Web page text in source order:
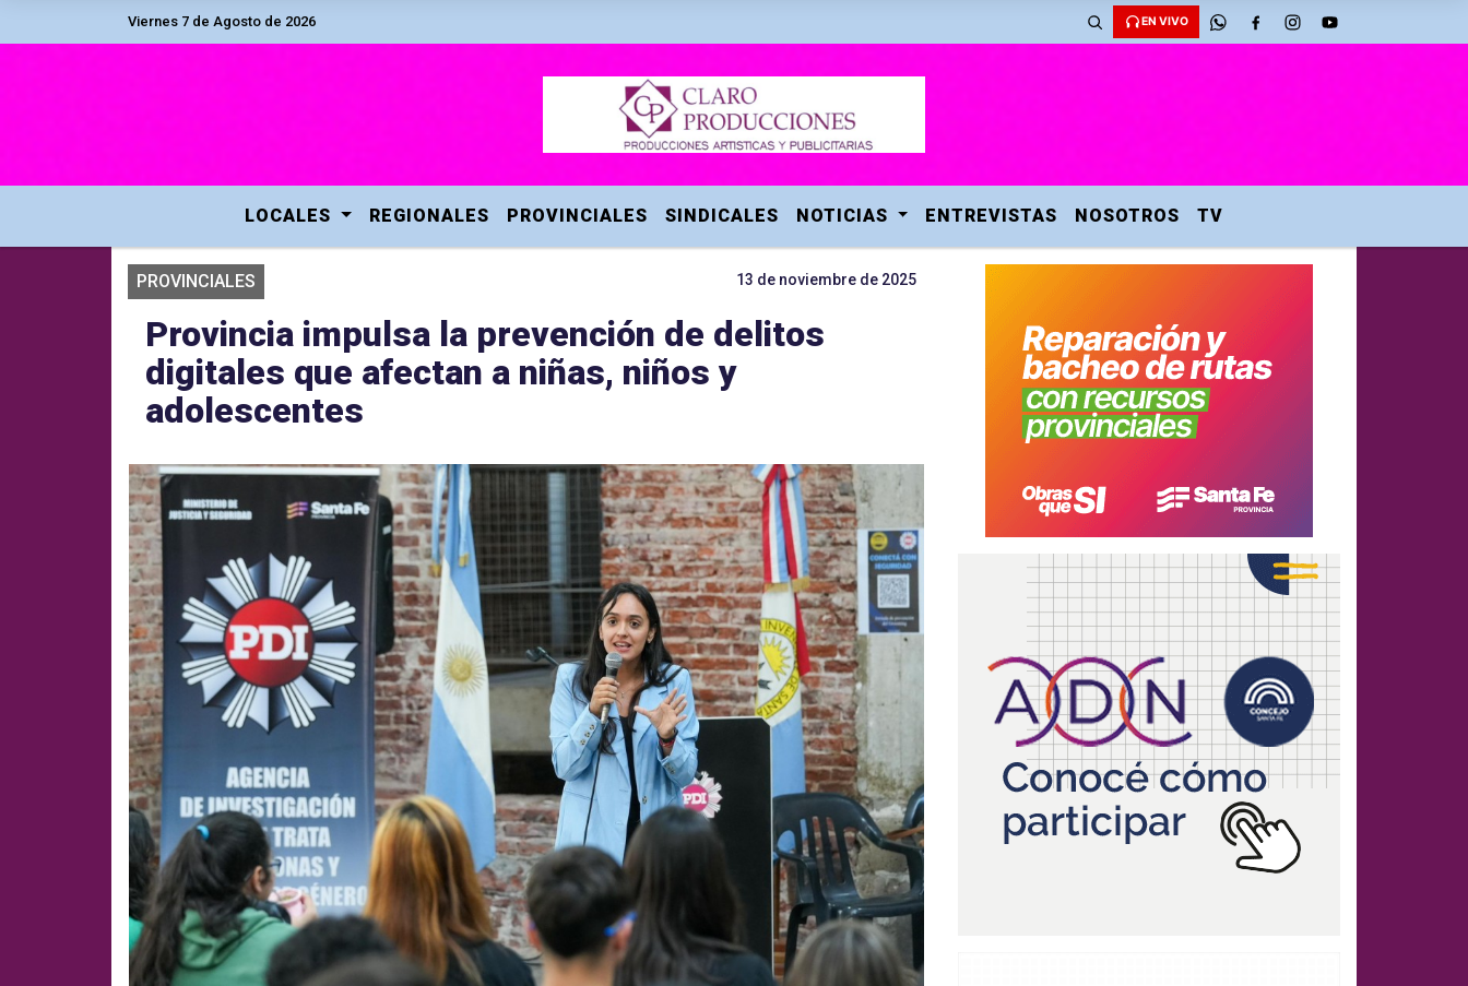
Viernes 7 de Agosto de 2026 EN VIVO
LOCALES REGIONALES PROVINCIALES SINDICALES NOTICIAS ENTREVISTAS NOSOTROS TV
PROVINCIALES 13 de noviembre de 2025
Provincia impulsa la prevención de delitos
digitales que afectan a niñas, niños y
adolescentes